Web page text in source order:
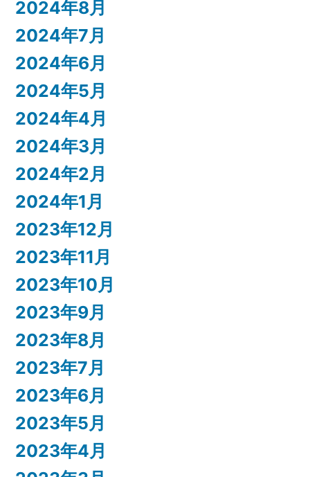
2024年8月
2024年7月
2024年6月
2024年5月
2024年4月
2024年3月
2024年2月
2024年1月
2023年12月
2023年11月
2023年10月
2023年9月
2023年8月
2023年7月
2023年6月
2023年5月
2023年4月